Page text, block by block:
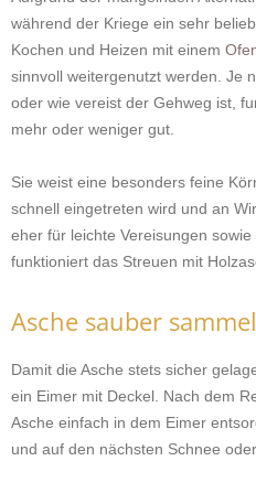
während der Kriege ein sehr
Kochen und Heizen mit einem
sinnvoll weitergenutzt werden. Je
oder wie vereist der Gehweg ist,
mehr oder weniger gut.
Sie weist eine besonders feine
schnell eingetreten wird und an
eher für leichte Vereisungen
funktioniert das Streuen mit
Asche sauber
Damit die Asche stets sicher
ein Eimer mit Deckel. Nach dem
Asche einfach in dem Eimer
und auf den nächsten Schnee